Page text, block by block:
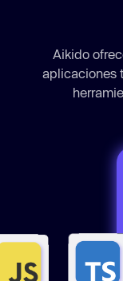
Aikido
aplicaciones